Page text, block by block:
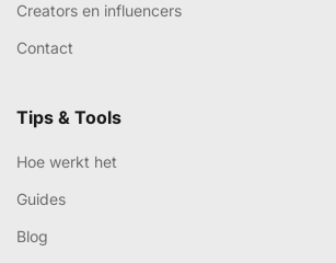
Creators en influencers
Contact
Tips & Tools
Hoe werkt het
Guides
Blog